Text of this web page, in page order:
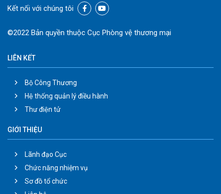
Kết nối với chúng tôi
©2022 Bản quyền thuộc Cục Phòng vệ thương mại
LIÊN KẾT
Bộ Công Thương
Hệ thống quản lý điều hành
Thư điện tử
GIỚI THIỆU
Lãnh đạo Cục
Chức năng nhiệm vụ
Sơ đồ tổ chức